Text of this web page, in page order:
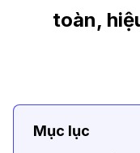
toàn,
Mục lục